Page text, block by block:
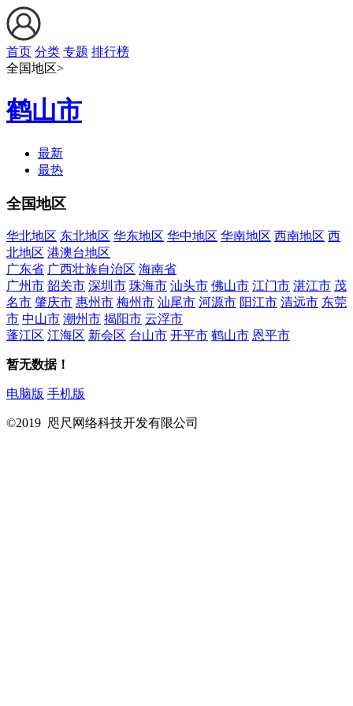
首页 分类 专题 排行榜
全国地区>
鹤山市
最新
最热
全国地区
华北地区 东北地区 华东地区 华中地区 华南地区 西南地区 西
北地区 港澳台地区
广东省 广西壮族自治区 海南省
广州市 韶关市 深圳市 珠海市 汕头市 佛山市 江门市 湛江市 茂
名市 肇庆市 惠州市 梅州市 汕尾市 河源市 阳江市 清远市 东莞
市 中山市 潮州市 揭阳市 云浮市
蓬江区 江海区 新会区 台山市 开平市 鹤山市 恩平市
暂无数据！
电脑版 手机版
©2019 咫尺网络科技开发有限公司